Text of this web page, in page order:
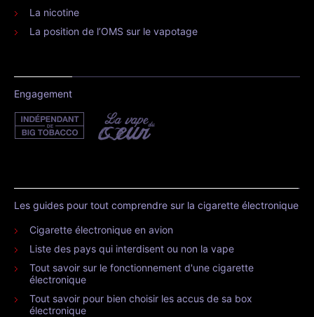
La nicotine
La position de l’OMS sur le vapotage
Engagement
Les guides pour tout comprendre sur la cigarette électronique
Cigarette électronique en avion
Liste des pays qui interdisent ou non la vape
Tout savoir sur le fonctionnement d'une cigarette
électronique
Tout savoir pour bien choisir les accus de sa box
électronique